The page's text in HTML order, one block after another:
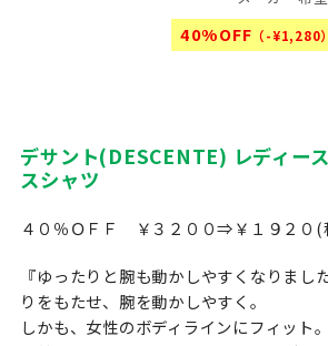
40%OFF （-¥1,280）
デサント(DESCENTE) レディー
スシャツ
４０％ＯＦＦ ￥３２００⇒￥１９２０(
『ゆったりと腕も動かしやすくなりまし
りをもたせ、腕を動かしやすく。
しかも、女性のボディラインにフィット